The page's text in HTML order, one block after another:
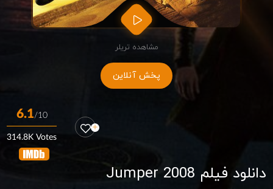
مشاهده تریلر
پخش آنلاین
6.1/10
314.8K Votes
دانلود فیلم Jumper 2008